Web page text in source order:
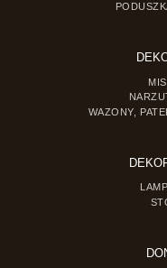
WAZONY,